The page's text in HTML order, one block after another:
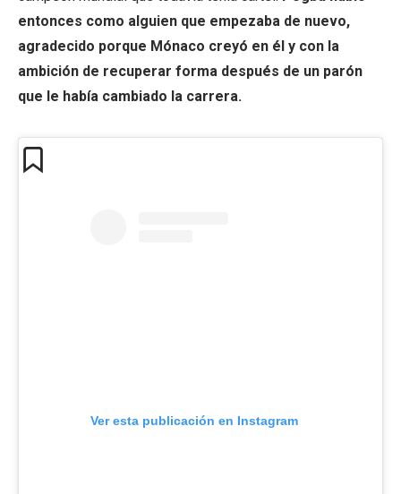
entonces como alguien que empezaba de nuevo,
agradecido porque Mónaco creyó en él y con la
ambición de recuperar forma después de un parón
que le había cambiado la carrera.
Ver esta publicación en Instagram